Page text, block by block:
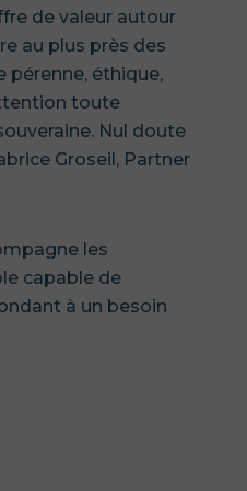
de valeur autour
au plus près des
pérenne, éthique,
toute
Nul doute
Groseil, Partner
les
capable de
à un besoin